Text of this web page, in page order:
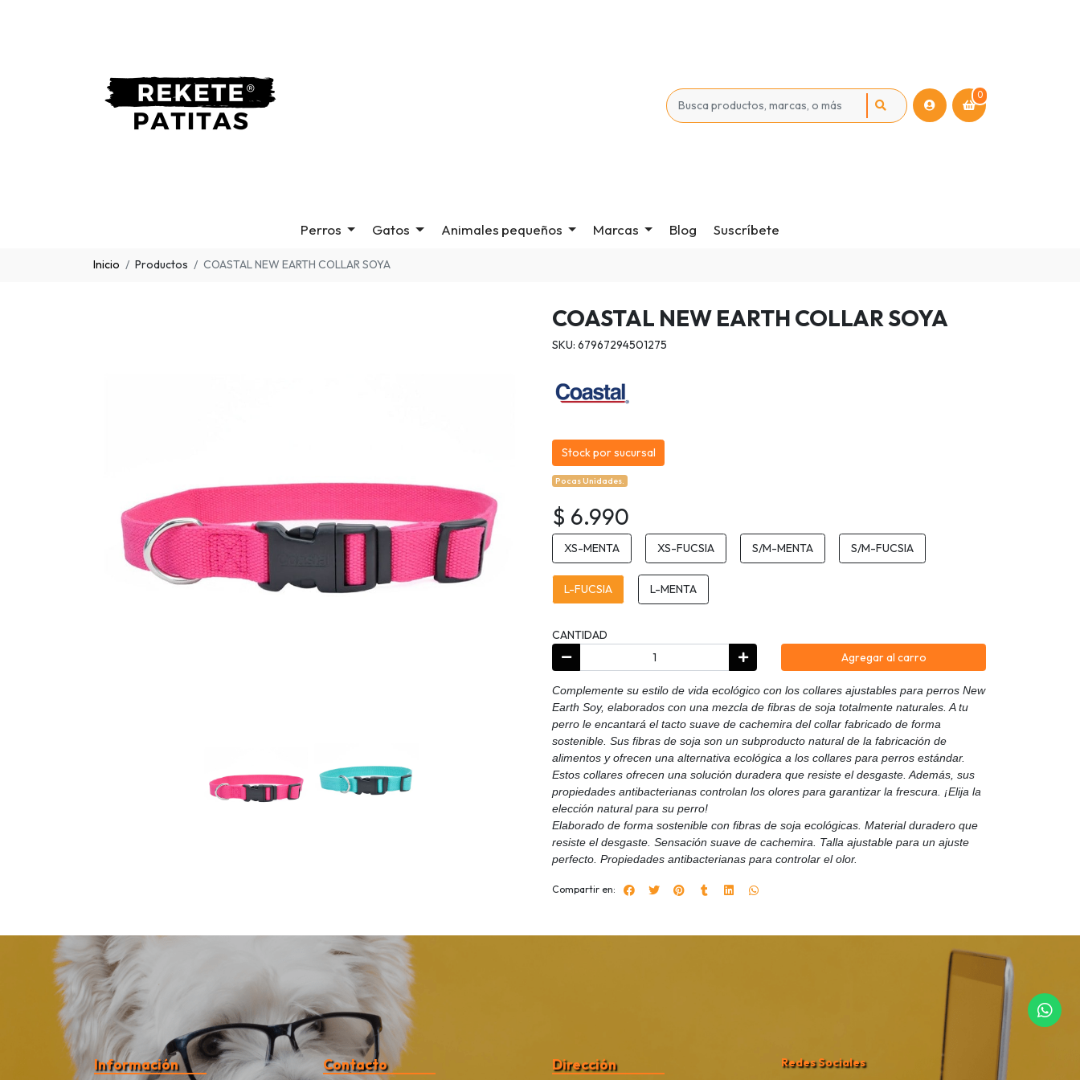
0
Perros Gatos Animales pequeños Marcas Blog Suscríbete
Inicio Productos COASTAL NEW EARTH COLLAR SOYA
COASTAL NEW EARTH COLLAR SOYA
SKU: 67967294501275
Stock por sucursal
Pocas Unidades.
$ 6.990
XS-MENTA XS-FUCSIA S/M-MENTA S/M-FUCSIA
L-FUCSIA L-MENTA
CANTIDAD
Agregar al carro
Complemente su estilo de vida ecológico con los collares ajustables para perros New
Earth Soy, elaborados con una mezcla de fibras de soja totalmente naturales. A tu
perro le encantará el tacto suave de cachemira del collar fabricado de forma
sostenible. Sus fibras de soja son un subproducto natural de la fabricación de
alimentos y ofrecen una alternativa ecológica a los collares para perros estándar.
Estos collares ofrecen una solución duradera que resiste el desgaste. Además, sus
propiedades antibacterianas controlan los olores para garantizar la frescura. ¡Elija la
elección natural para su perro!
Elaborado de forma sostenible con fibras de soja ecológicas. Material duradero que
resiste el desgaste. Sensación suave de cachemira. Talla ajustable para un ajuste
perfecto. Propiedades antibacterianas para controlar el olor.
Compartir en:
Información Contacto Dirección Redes Sociales